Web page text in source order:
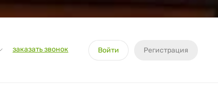
заказать звонок Войти Регистрация